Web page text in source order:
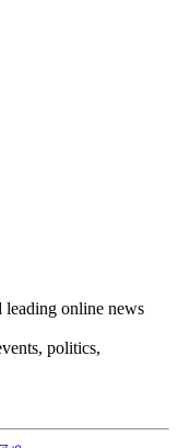
leading online news
politics,